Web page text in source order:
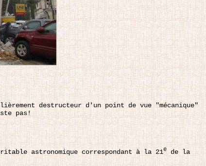
destructeur d'un point de vue "mécanique"
pas!
astronomique correspondant à la 21e de la